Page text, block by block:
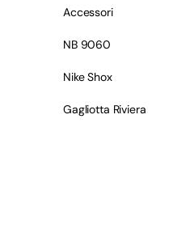
Accessori
NB 9060
Nike Shox
Gagliotta Riviera